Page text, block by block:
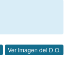
Ver Imagen del D.O.